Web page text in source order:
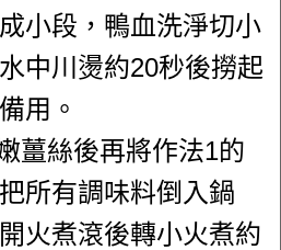
小段，鴨血洗淨切小
中川燙約20秒後撈起
用。
薑絲後再將作法1的
所有調味料倒入鍋
火煮滾後轉小火煮約